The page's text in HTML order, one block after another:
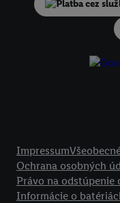
Impressum
Ochrana osobných
Právo na odstúpenie
Informácie o
V časti "Prispôsobiť "
podmienkach
technológií. Kliknutím na
vyššie uvedené účely.